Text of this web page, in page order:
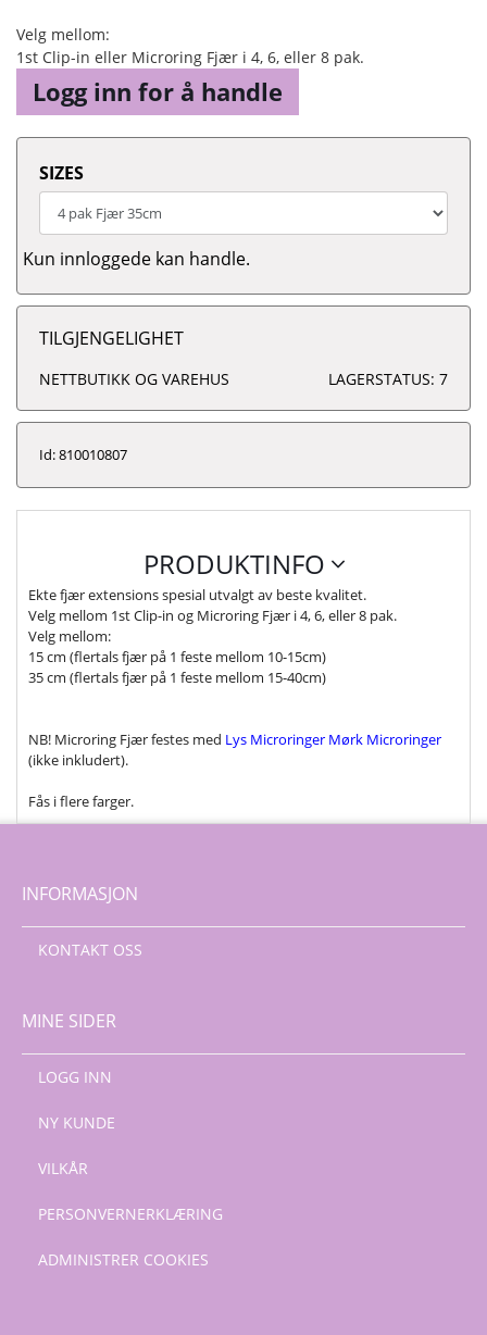
Velg mellom:
1st Clip-in eller Microring Fjær i 4, 6, eller 8 pak.
Logg inn for å handle
SIZES
Kun innloggede kan handle.
TILGJENGELIGHET
NETTBUTIKK OG VAREHUS LAGERSTATUS: 7
Id: 810010807
PRODUKTINFO
Ekte fjær extensions spesial utvalgt av beste kvalitet.
Velg mellom 1st Clip-in og Microring Fjær i 4, 6, eller 8 pak.
Velg mellom:
15 cm (flertals fjær på 1 feste mellom 10-15cm)
35 cm (flertals fjær på 1 feste mellom 15-40cm)
NB! Microring Fjær festes med Lys Microringer Mørk Microringer
(ikke inkludert).
Fås i flere farger.
INFORMASJON
KONTAKT OSS
MINE SIDER
LOGG INN
NY KUNDE
VILKÅR
PERSONVERNERKLÆRING
ADMINISTRER COOKIES